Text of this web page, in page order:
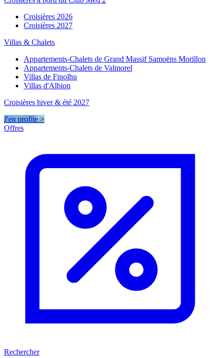
Croisières 2026
Croisières 2027
Villas & Chalets
Appartements-Chalets de Grand Massif Samoëns Morillon
Appartements-Chalets de Valmorel
Villas de Finolhu
Villas d'Albion
Croisières hiver & été 2027
J'en profite >
Offres
Rechercher